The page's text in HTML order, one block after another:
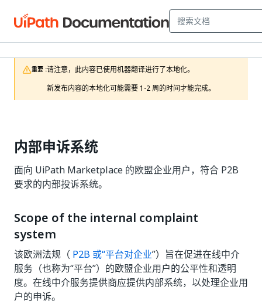
重要 :请注意，此内容已使用机器翻译进行了本地化。
新发布内容的本地化可能需要 1-2 周的时间才能完成。
内部申诉系统
面向 UiPath Marketplace 的欧盟企业用户，符合 P2B
要求的内部投诉系统。
Scope of the internal complaint
system
该欧洲法规（ P2B 或“平台对企业”）旨在促进在线中介
服务（也称为“平台”）的欧盟企业用户的公平性和透明
度。在线中介服务提供商应提供内部系统，以处理企业用
户的申诉。